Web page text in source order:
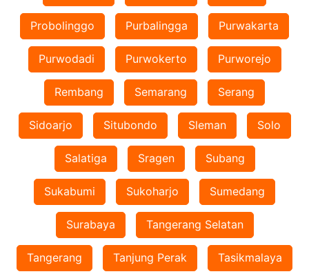
Probolinggo Purbalingga Purwakarta
Purwodadi Purwokerto Purworejo
Rembang Semarang Serang
Sidoarjo Situbondo Sleman Solo
Salatiga Sragen Subang
Sukabumi Sukoharjo Sumedang
Surabaya Tangerang Selatan
Tangerang Tanjung Perak Tasikmalaya